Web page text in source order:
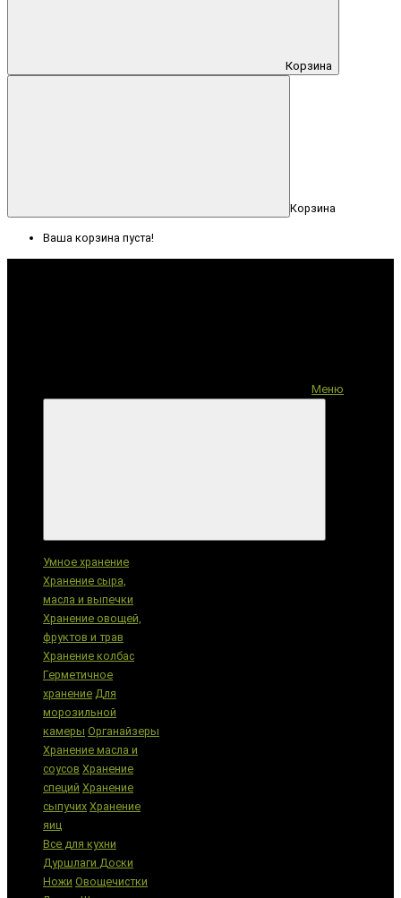
Корзина
Корзина
Ваша корзина пуста!
Меню
Умное хранение
Хранение сыра,
масла и выпечки
Хранение овощей,
фруктов и трав
Хранение колбас
Герметичное
хранение Для
морозильной
камеры Органайзеры
Хранение масла и
соусов Хранение
специй Хранение
сыпучих Хранение
яиц
Все для кухни
Дуршлаги Доски
Ножи Овощечистки